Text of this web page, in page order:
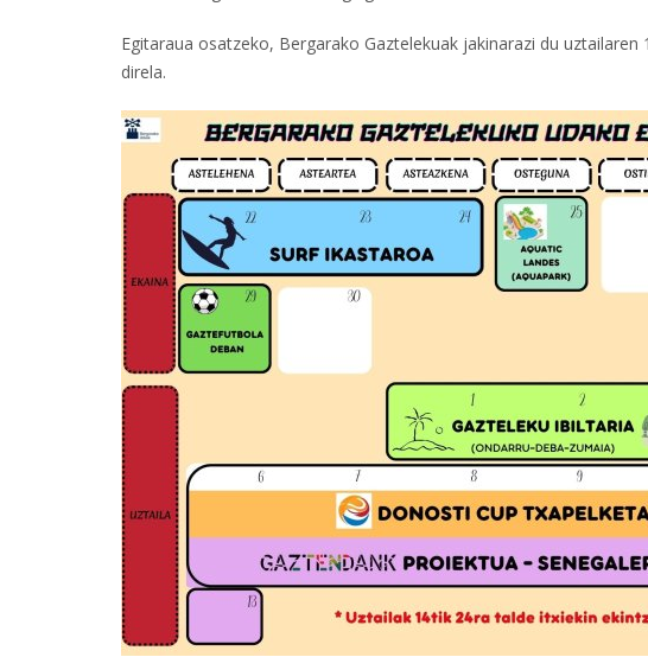
Egitaraua osatzeko, Bergarako Gaztelekuak jakinarazi du
direla.